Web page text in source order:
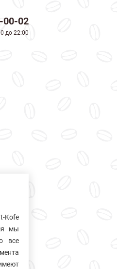
00-02
до 22:00
Kofe
мы
все